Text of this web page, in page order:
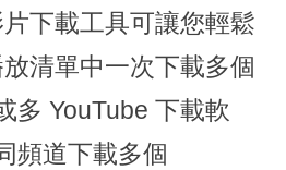
下載工具可讓您輕鬆
清單中一次下載多個
多 YouTube 下載軟
頻道下載多個